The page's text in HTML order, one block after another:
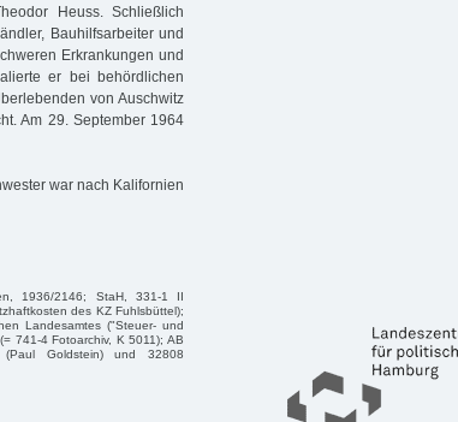
Heuss. Schließlich
Bauhilfsarbeiter und
Erkrankungen und
er bei behördlichen
von Auschwitz
Am 29. September 1964
war nach Kalifornien
1936/2146; StaH, 331-1 II
des KZ Fuhlsbüttel);
Landesamtes ("Steuer- und
741-4 Fotoarchiv, K 5011); AB
Goldstein) und 32808